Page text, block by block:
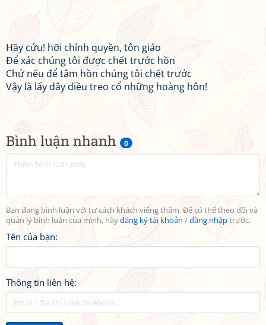
Bình luận nhanh 0
Bạn đang bình luận với tư cách khách viếng thăm. Để có thể theo dõi và
quản lý bình luận của mình, hãyđăng ký tài khoản /đăng nhậptrước.
Tên của bạn:
Thông tin liên hệ:
Hãy cứu! hỡi chính quyền, tôn giáo
Để xác chúng tôi được chết trước hồn
Chứ nếu để tâm hồn chúng tôi chết trước
Vậy là lấy dây diều treo cổ những hoàng hôn!